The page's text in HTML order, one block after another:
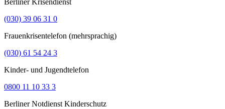
Berliner Krisendienst
(030) 39 06 31 0
Frauenkrisentelefon (mehrsprachig)
(030) 61 54 24 3
Kinder- und Jugendtelefon
0800 11 10 33 3
Berliner Notdienst Kinderschutz